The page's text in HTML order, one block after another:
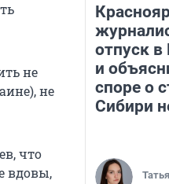
не
не
что
вдовы,
отпуск
и
споре о
Сибири